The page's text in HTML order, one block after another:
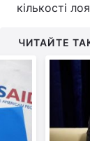
кількості
ЧИТАЙТЕ